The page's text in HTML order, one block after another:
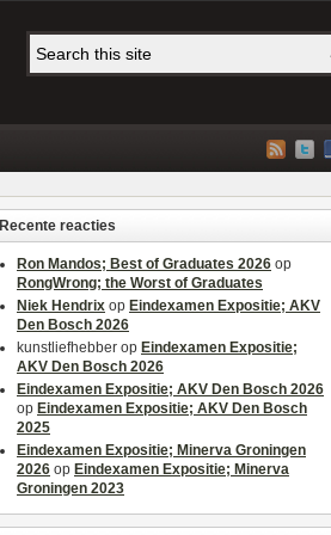
Recente reacties
Ron Mandos; Best of Graduates 2026 op
RongWrong; the Worst of Graduates
Niek Hendrix op Eindexamen Expositie; AKV
Den Bosch 2026
kunstliefhebber op Eindexamen Expositie;
AKV Den Bosch 2026
Eindexamen Expositie; AKV Den Bosch 2026
op Eindexamen Expositie; AKV Den Bosch
2025
Eindexamen Expositie; Minerva Groningen
2026 op Eindexamen Expositie; Minerva
Groningen 2023